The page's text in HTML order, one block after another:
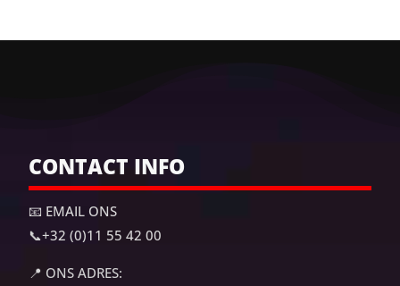
CONTACT INFO
📧 EMAIL ONS
📞+32 (0)11 55 42 00
📍 ONS ADRES: